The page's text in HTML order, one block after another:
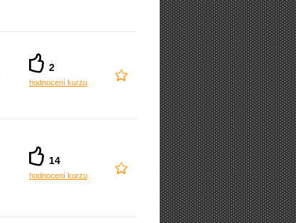
2
hodnocení kurzu
14
hodnocení kurzu